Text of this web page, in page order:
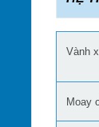
Vành
Moay